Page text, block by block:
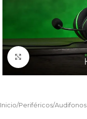
Clic para ampliar
Inicio/Periféricos/Audifonos